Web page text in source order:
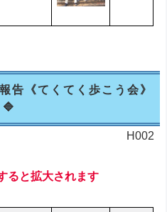
《てくてく歩こう会》
H002
ると拡大されます